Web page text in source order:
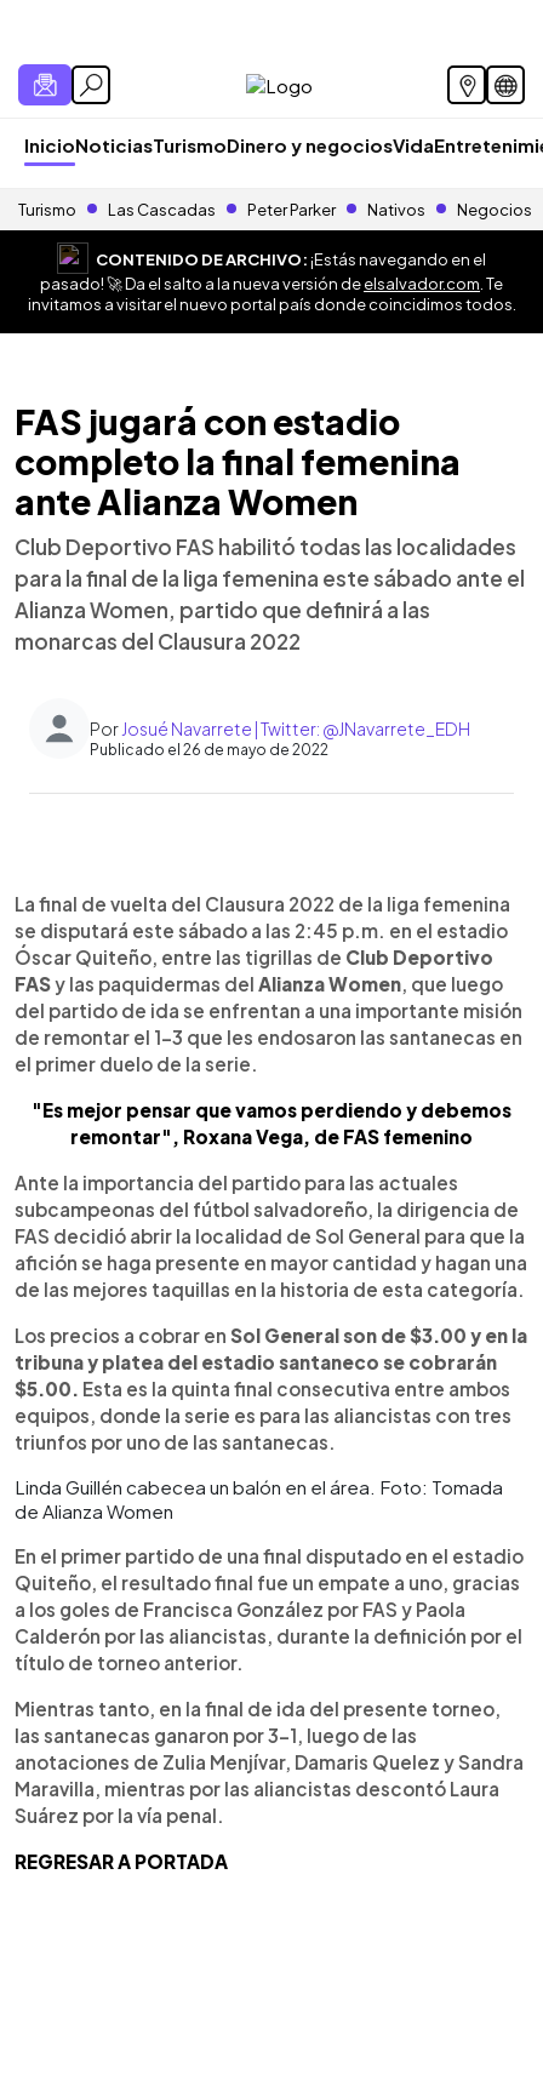
InicioNoticiasTurismoDinero y negociosVida
Turismo Las Cascadas Peter Parker Nativos Negocios
CONTENIDO DE ARCHIVO:¡Estás navegando en el
pasado! 🚀 Da el salto a la nueva versión deelsalvador.com . Te
invitamos a visitar el nuevo portal país donde coincidimos todos.
FAS jugará con estadio
completo la final femenina
ante Alianza Women
Club Deportivo FAS habilitó todas las localidades
para la final de la liga femenina este sábado ante el
Alianza Women, partido que definirá a las
monarcas del Clausura 2022
Por Josué Navarrete | Twitter: @JNavarrete_EDH
Publicado el 26 de mayo de 2022
► Escuchar artículo
La final de vuelta del Clausura 2022 de la liga femenina
se disputará este sábado a las 2:45 p.m. en el estadio
Óscar Quiteño, entre las tigrillas de Club Deportivo
FASy las paquidermas del Alianza Women, que luego
del partido de ida se enfrentan a una importante misión
de remontar el 1-3 que les endosaron las santanecas en
el primer duelo de la serie.
"Es mejor pensar que vamos perdiendo y debemos
remontar", Roxana Vega, de FAS femenino
Ante la importancia del partido para las actuales
subcampeonas del fútbol salvadoreño, la dirigencia de
FAS decidió abrir la localidad de Sol General para que la
afición se haga presente en mayor cantidad y hagan una
de las mejores taquillas en la historia de esta categoría.
Los precios a cobrar en Sol General son de $3.00 y en la
tribuna y platea del estadio santaneco se cobrarán
$5.00. Esta es la quinta final consecutiva entre ambos
equipos, donde la serie es para las aliancistas con tres
triunfos por uno de las santanecas.
Linda Guillén cabecea un balón en el área. Foto: Tomada
de Alianza Women
En el primer partido de una final disputado en el estadio
Quiteño, el resultado final fue un empate a uno, gracias
a los goles de Francisca González por FAS y Paola
Calderón por las aliancistas, durante la definición por el
título de torneo anterior.
Mientras tanto, en la final de ida del presente torneo,
las santanecas ganaron por 3-1, luego de las
anotaciones de Zulia Menjívar, Damaris Quelez y Sandra
Maravilla, mientras por las aliancistas descontó Laura
Suárez por la vía penal.
REGRESAR A PORTADA